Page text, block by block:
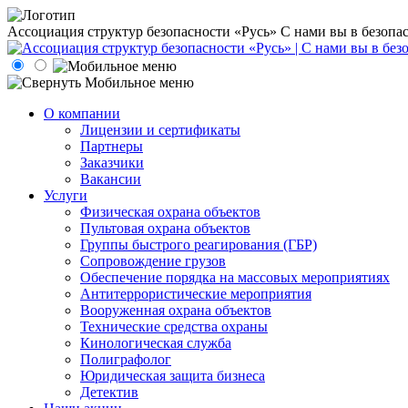
Ассоциация структур безопасности «Русь» С нами вы в
О компании
Лицензии и сертификаты
Партнеры
Заказчики
Вакансии
Услуги
Физическая охрана объектов
Пультовая охрана объектов
Группы быстрого реагирования (ГБР)
Сопровождение грузов
Обеспечение порядка на массовых мероприятиях
Антитеррористические мероприятия
Вооруженная охрана объектов
Технические средства охраны
Кинологическая служба
Полиграфолог
Юридическая защита бизнеса
Детектив